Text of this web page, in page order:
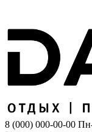
8 (000) 000-00-00